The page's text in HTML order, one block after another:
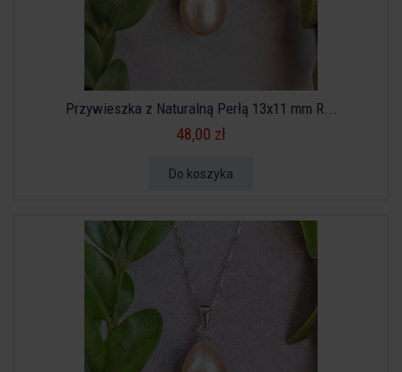
Przywieszka z Naturalną Perłą 13x11 mm R...
48,00 zł
Do koszyka